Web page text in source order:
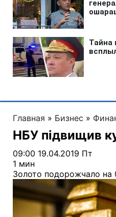
Главная » Бизнес »
НБУ підвищив
09:00 19.04.2019 Пт
1 мин
Золото подорожчало на